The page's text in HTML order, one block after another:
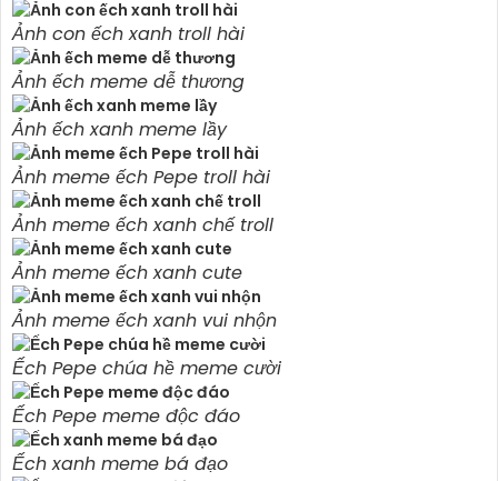
Ảnh con ếch xanh troll hài
Ảnh ếch meme dễ thương
Ảnh ếch xanh meme lầy
Ảnh meme ếch Pepe troll hài
Ảnh meme ếch xanh chế troll
Ảnh meme ếch xanh cute
Ảnh meme ếch xanh vui nhộn
Ếch Pepe chúa hề meme cười
Ếch Pepe meme độc đáo
Ếch xanh meme bá đạo